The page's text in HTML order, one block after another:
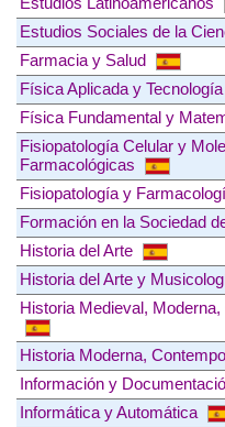
Estudios Sociales de la
Farmacia y Salud
Física Aplicada y Tecnología
Física Fundamental y
Fisiopatología Celular y
Farmacológicas
Fisiopatología y
Formación en la Sociedad
Historia del Arte
Historia del Arte y
Historia Medieval,
Historia Moderna,
Información y
Informática y Automática